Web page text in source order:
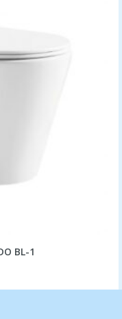
BL-1